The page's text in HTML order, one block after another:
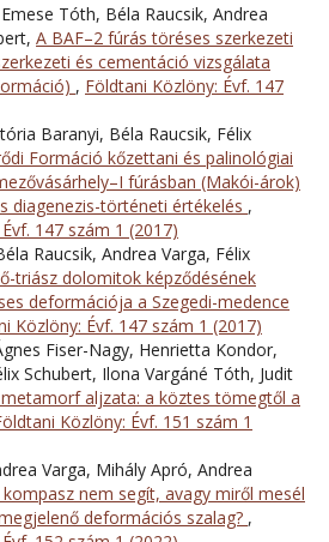
Tóth, Béla Raucsik, Andrea
A BAF–2 fúrás töréses szerkezeti
és cementáció vizsgálata
, Földtani Közlöny: Évf. 147
Baranyi, Béla Raucsik, Félix
Formáció kőzettani és palinológiai
fúrásban (Makói-árok)
diagenezis-történeti értékelés ,
147 szám 1 (2017)
Raucsik, Andrea Varga, Félix
triász dolomitok képződésének
deformációja a Szegedi-medence
Közlöny: Évf. 147 szám 1 (2017)
Fiser-Nagy, Henrietta Kondor,
Schubert, Ilona Vargáné Tóth, Judit
aljzata: a köztes tömegtől a
Közlöny: Évf. 151 szám 1
Varga, Mihály Apró, Andrea
nem segít, avagy miről mesél
deformációs szalag? ,